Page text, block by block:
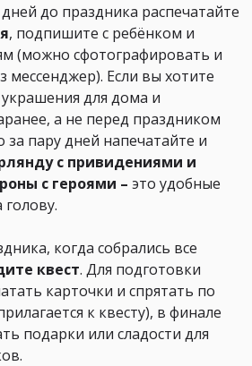
до праздника распечатайте
, подпишите с ребёнком и
(можно сфотографировать и
мессенджер). Если вы хотите
для дома и
а не перед праздником
за пару дней напечатайте и
с привидениями и
с героями – это удобные
когда собрались все
квест. Для подготовки
карточки и спрятать по
к квесту), в финале
подарки или сладости для